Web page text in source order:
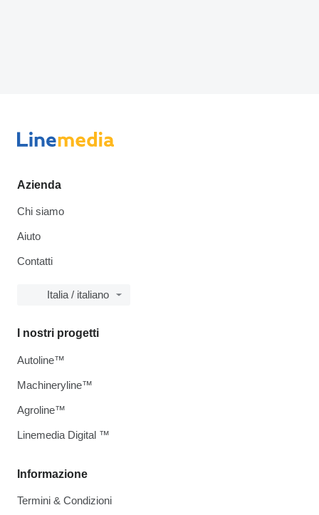
Azienda
Chi siamo
Aiuto
Contatti
Italia / italiano
Informazione
Termini & Condizioni
I nostri progetti
Autoline™
Machineryline™
Agroline™
Linemedia Digital ™